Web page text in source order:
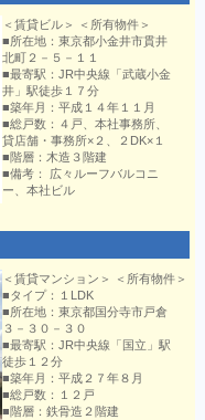
＜賃貸ビル＞ ＜所有物件＞
■所在地：東京都小金井市貫井
北町２－５－１１
■最寄駅：JR中央線「武蔵小金
井」駅徒歩１７分
■築年月：平成１４年１１月
■総戸数：４戸、本社事務所、
貸店舗・事務所×２、２DK×１
■階層：木造３階建
■備考： 広々ルーフバルコニ
ー、本社ビル
＜賃貸マンション＞ ＜所有物件＞
■タイプ：１LDK
■所在地：東京都国分寺市戸倉
３－３０－３０
■最寄駅：JR中央線「国立」駅
徒歩１２分
■築年月：平成２７年８月
■総戸数：１２戸
■階層：鉄骨造２階建